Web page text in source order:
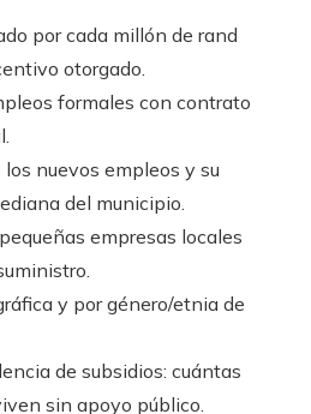
por cada millón de rand
otorgado.
formales con contrato
nuevos empleos y su
del municipio.
empresas locales
y por género/etnia de
de subsidios: cuántas
sin apoyo público.